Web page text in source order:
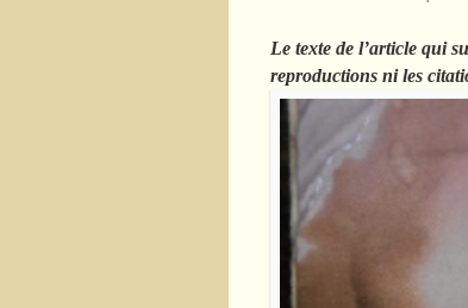
Le texte de l’article qui
reproductions ni les